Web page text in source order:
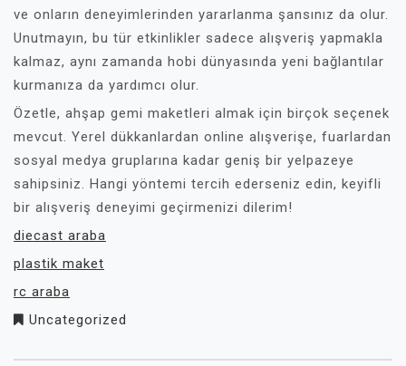
ve onların deneyimlerinden yararlanma şansınız da olur.
Unutmayın, bu tür etkinlikler sadece alışveriş yapmakla
kalmaz, aynı zamanda hobi dünyasında yeni bağlantılar
kurmanıza da yardımcı olur.
Özetle, ahşap gemi maketleri almak için birçok seçenek
mevcut. Yerel dükkanlardan online alışverişe, fuarlardan
sosyal medya gruplarına kadar geniş bir yelpazeye
sahipsiniz. Hangi yöntemi tercih ederseniz edin, keyifli
bir alışveriş deneyimi geçirmenizi dilerim!
diecast araba
plastik maket
rc araba
Uncategorized